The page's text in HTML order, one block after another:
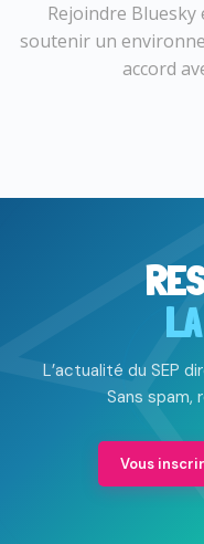
Rejoindre
soutenir un
accord
L’actualité du SEP
Sans spam,
Vous